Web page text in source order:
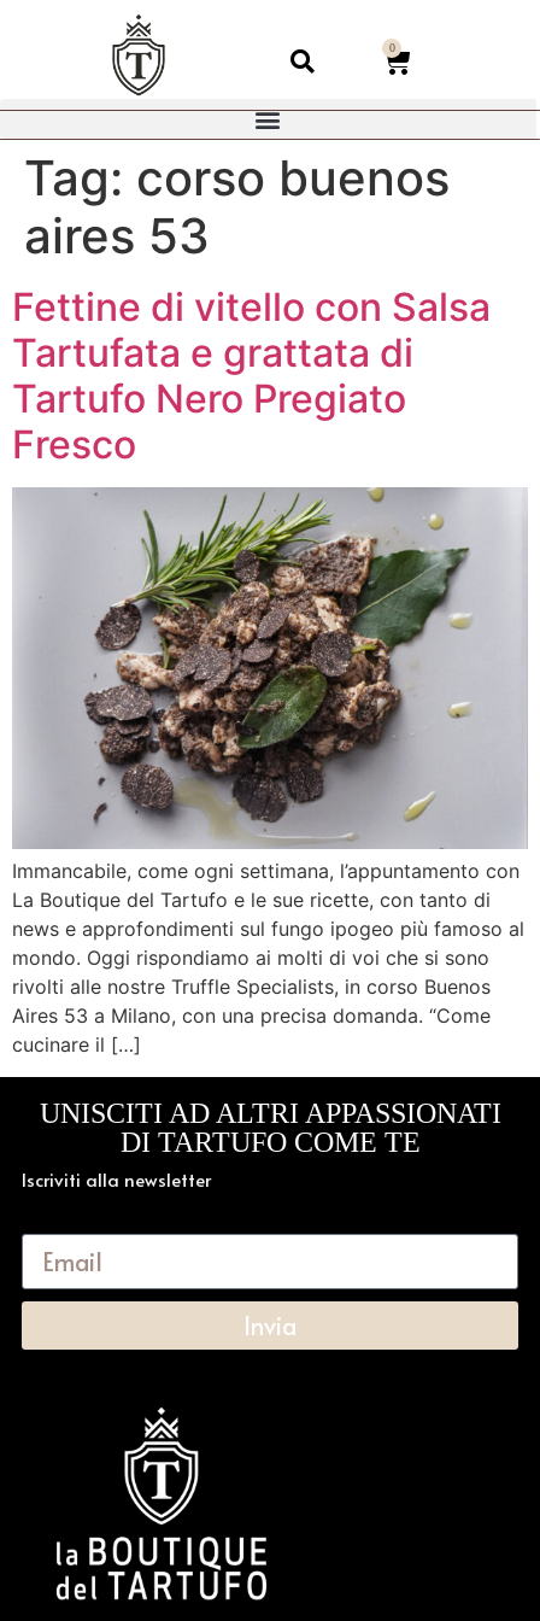
0
Tag: corso buenos
aires 53
Fettine di vitello con Salsa
Tartufata e grattata di
Tartufo Nero Pregiato
Fresco
Immancabile, come ogni settimana, l’appuntamento con
La Boutique del Tartufo e le sue ricette, con tanto di
news e approfondimenti sul fungo ipogeo più famoso al
mondo. Oggi rispondiamo ai molti di voi che si sono
rivolti alle nostre Truffle Specialists, in corso Buenos
Aires 53 a Milano, con una precisa domanda. “Come
cucinare il […]
UNISCITI AD ALTRI APPASSIONATI
DI TARTUFO COME TE
Iscriviti alla newsletter
Invia